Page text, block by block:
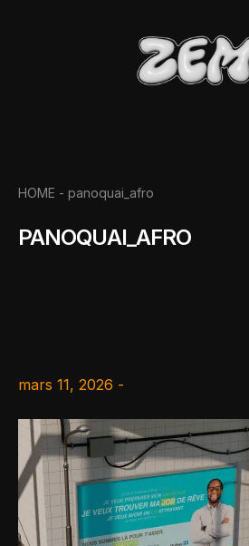
HOME - panoquai_afro
PANOQUAI_AFRO
mars 11, 2026 -